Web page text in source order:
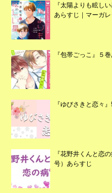
『太陽よりも眩し
あらすじ｜マーガレ
『包帯ごっこ』５
『ゆびさきと恋々
『花野井くんと恋
号）あらすじ